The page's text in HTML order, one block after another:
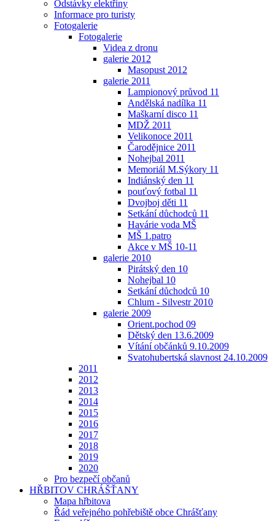
Odstávky elektřiny
Informace pro turisty
Fotogalerie
Fotogalerie
Videa z dronu
galerie 2012
Masopust 2012
galerie 2011
Lampionový průvod 11
Andělská nadílka 11
Maškarní disco 11
MDŽ 2011
Velikonoce 2011
Čarodějnice 2011
Nohejbal 2011
Memoriál M.Sýkory 11
Indiánský den 11
pouťový fotbal 11
Dvojboj děti 11
Setkání důchodců 11
Havárie voda MŠ
MŠ 1.patro
Akce v MŠ 10-11
galerie 2010
Pirátský den 10
Nohejbal 10
Setkání důchodců 10
Chlum - Silvestr 2010
galerie 2009
Orient.pochod 09
Dětský den 13.6.2009
Vítání občánků 9.10.2009
Svatohubertská slavnost 24.10.2009
2011
2012
2013
2014
2015
2016
2017
2018
2019
2020
Pro bezpečí občanů
HŘBITOV CHRÁŠŤANY
Mapa hřbitova
Řád veřejného pohřebiště obce Chrášťany